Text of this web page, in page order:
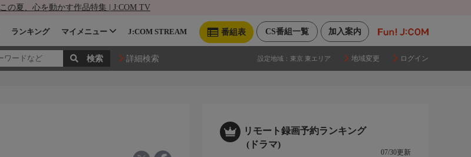
この夏、心を動かす作品特集 | J:COM TV
加入案内
CS番組一覧
番組表
ランキング マイメニュー J:COM STREAM
詳細検索 設定地域： 東京 東エリア 地域変更 ログイン
リモート録画予約ランキング
(ドラマ)
07/30更新